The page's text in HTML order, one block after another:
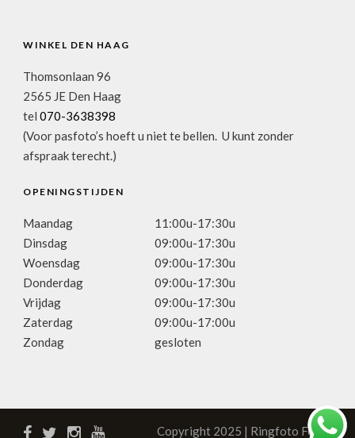
WINKEL DEN HAAG
Thomsonlaan 96
2565 JE Den Haag
tel 070-3638398
(Voor pasfoto’s hoeft u niet te bellen. U kunt zonder
afspraak terecht.)
OPENINGSTIJDEN
Maandag
11:00u-17:30u
Dinsdag
09:00u-17:30u
Woensdag
09:00u-17:30u
Donderdag
09:00u-17:30u
Vrijdag
09:00u-17:30u
Zaterdag
09:00u-17:00u
Zondag
gesloten
Copyright 2025 | Ringfoto Focus